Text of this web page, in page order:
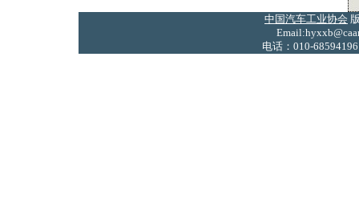
中国汽车工业协会
电话：010-